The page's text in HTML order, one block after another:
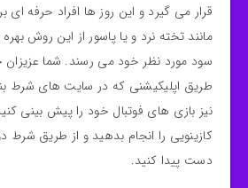
قرار می‌ گیرد و این روز ها افراد حرفه‌ ای
مانند تخته‌ نرد و یا پاسور از این روش
سود مورد نظر خود می‌ رسند. شما عزیزان
طریق اپلیکیشنی که در سایت‌ های شرط‌
نیز بازی‌ های فوتبال خود را پیش‌ بینی
کازینویی را انجام بدهید و از طریق شرط
دست پیدا کنید.